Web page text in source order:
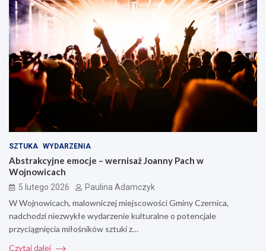
SZTUKA WYDARZENIA
Abstrakcyjne emocje – wernisaż Joanny Pach w
Wojnowicach
5 lutego 2026 Paulina Adamczyk
W Wojnowicach, malowniczej miejscowości Gminy Czernica,
nadchodzi niezwykłe wydarzenie kulturalne o potencjale
przyciągnięcia miłośników sztuki z…
Czytaj dalej